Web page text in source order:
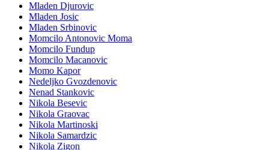
Mladen Djurovic
Mladen Josic
Mladen Srbinovic
Momcilo Antonovic Moma
Momcilo Fundup
Momcilo Macanovic
Momo Kapor
Nedeljko Gvozdenovic
Nenad Stankovic
Nikola Besevic
Nikola Graovac
Nikola Martinoski
Nikola Samardzic
Nikola Zigon